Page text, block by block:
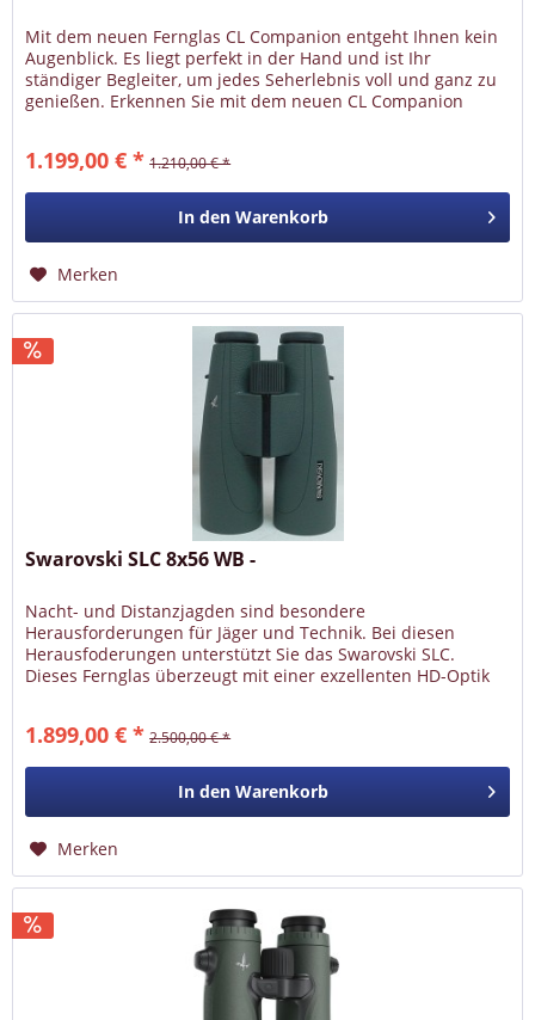
Mit dem neuen Fernglas CL Companion entgeht Ihnen kein
Augenblick. Es liegt perfekt in der Hand und ist Ihr
ständiger Begleiter, um jedes Seherlebnis voll und ganz zu
genießen. Erkennen Sie mit dem neuen CL Companion
1.199,00 € * 1.210,00 € *
In den Warenkorb
Merken
Swarovski SLC 8x56 WB -
Nacht- und Distanzjagden sind besondere
Herausforderungen für Jäger und Technik. Bei diesen
Herausfoderungen unterstützt Sie das Swarovski SLC.
Dieses Fernglas überzeugt mit einer exzellenten HD-Optik
1.899,00 € * 2.500,00 € *
In den Warenkorb
Merken